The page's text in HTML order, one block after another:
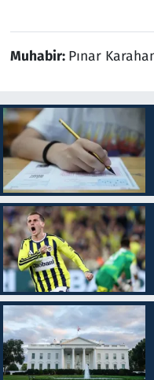
Muhabir: Pınar